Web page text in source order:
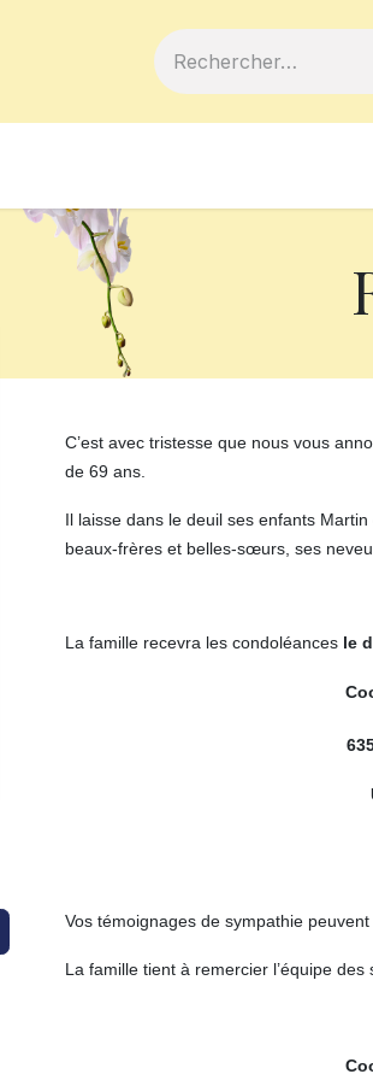
C’est avec tristesse que nous vous
de 69 ans.
Il laisse dans le deuil ses enfants
beaux-frères et belles-sœurs, ses
La famille recevra les condoléances le
Vos témoignages de sympathie
La famille tient à remercier l’équipe